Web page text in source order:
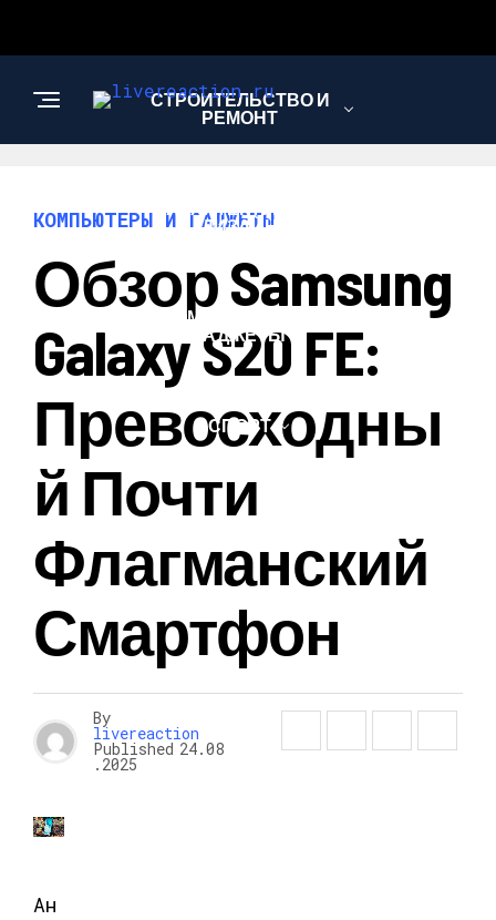
СТРОИТЕЛЬСТВО И
РЕМОНТ
АРХИТЕКТУРА И
ДИЗАЙН
КОМПЬЮТЕРЫ И
ГАДЖЕТЫ
СПОРТ
КОМПЬЮТЕРЫ И ГАДЖЕТЫ
Обзор Samsung
Galaxy S20 FE:
Превосходны
Й Почти
Флагманский
Смартфон
By
livereaction
Published 24.08
.2025
Ан